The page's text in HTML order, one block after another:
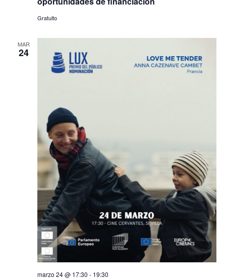
Gratuito
MAR
24
marzo 24 @ 17:30 - 19:30